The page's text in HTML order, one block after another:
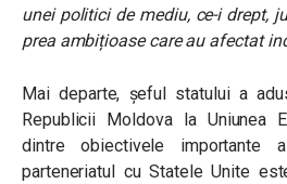
unei politici de mediu, ce-i drept,
prea ambițioase care au afectat
Mai departe, șeful statului a
Republicii Moldova la Uniunea
dintre obiectivele importante
parteneriatul cu Statele Unite